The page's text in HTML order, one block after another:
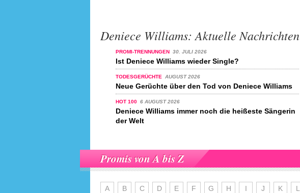
Deniece Williams: Aktuelle Nachrichten
PROMI-TRENNUNGEN 30. JULI 2026
Ist Deniece Williams wieder Single?
TODESGERÜCHTE AUGUST 2026
Neue Gerüchte über den Tod von Deniece Williams
HOT 100 6 AUGUST 2026
Deniece Williams immer noch die heißeste Sängerin
der Welt
Promis von A bis Z
A B C D E F G H I J K L